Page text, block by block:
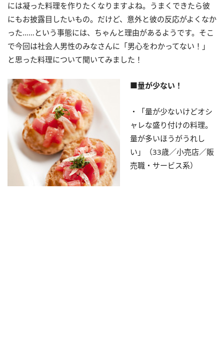
には凝った料理を作りたくなりますよね。うまくできたら彼
にもお披露目したいもの。だけど、意外と彼の反応がよくなか
った……という事態には、ちゃんと理由があるようです。そこ
で今回は社会人男性のみなさんに「男心をわかってない！」
と思った料理について聞いてみました！
■量が少ない！
・「量が少ないけどオシ
ャレな盛り付けの料理。
量が多いほうがうれし
い」（33歳／小売店／販
売職・サービス系）